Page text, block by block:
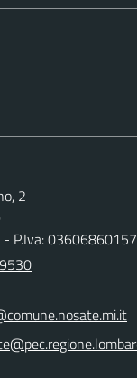
2
P.Iva: 03606860157